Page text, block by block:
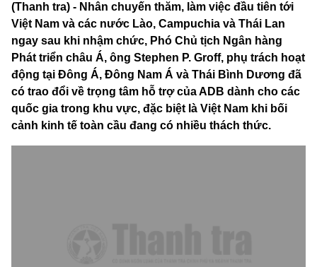
(Thanh tra) - Nhân chuyến thăm, làm việc đầu tiên tới
Việt Nam và các nước Lào, Campuchia và Thái Lan
ngay sau khi nhậm chức, Phó Chủ tịch Ngân hàng
Phát triển châu Á, ông Stephen P. Groff, phụ trách hoạt
động tại Đông Á, Đông Nam Á và Thái Bình Dương đã
có trao đổi về trọng tâm hỗ trợ của ADB dành cho các
quốc gia trong khu vực, đặc biệt là Việt Nam khi bối
cảnh kinh tế toàn cầu đang có nhiều thách thức.